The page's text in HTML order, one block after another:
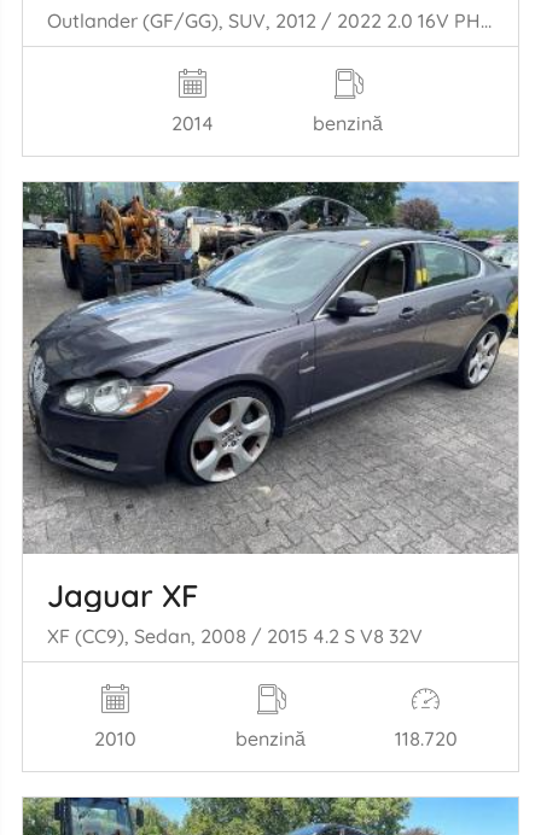
Outlander (GF/GG), SUV, 2012 / 2022 2.0 16V PHEV 4x4
2014 benzină
Jaguar XF
XF (CC9), Sedan, 2008 / 2015 4.2 S V8 32V
2010 benzină 118.720